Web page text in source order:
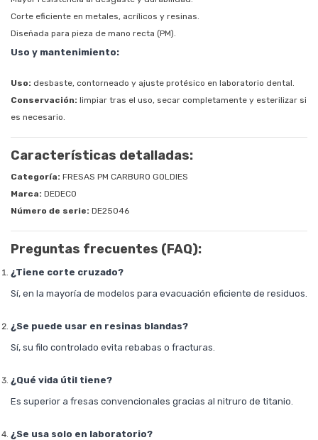
Corte eficiente en metales, acrílicos y resinas.
Diseñada para pieza de mano recta (PM).
Uso y mantenimiento:
Uso: desbaste, contorneado y ajuste protésico en laboratorio dental.
Conservación: limpiar tras el uso, secar completamente y esterilizar si
es necesario.
Características detalladas:
Categoría: FRESAS PM CARBURO GOLDIES
Marca: DEDECO
Número de serie: DE25046
Preguntas frecuentes (FAQ):
¿Tiene corte cruzado?
Sí, en la mayoría de modelos para evacuación eficiente de residuos.
¿Se puede usar en resinas blandas?
Sí, su filo controlado evita rebabas o fracturas.
¿Qué vida útil tiene?
Es superior a fresas convencionales gracias al nitruro de titanio.
¿Se usa solo en laboratorio?